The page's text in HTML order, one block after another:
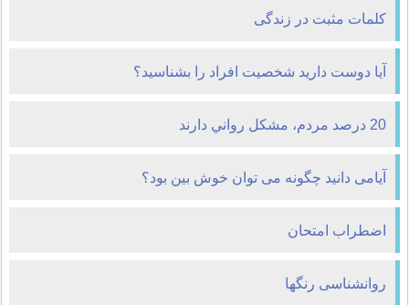
کلمات مثبت در زندگی
آیا دوست دارید شخصیت افراد را بشناسید؟
20 درصد مردم، مشکل رواني دارند
آیامی دانید چگونه می توان خوش بين بود؟
اضطراب امتحان
روانشناسی رنگها